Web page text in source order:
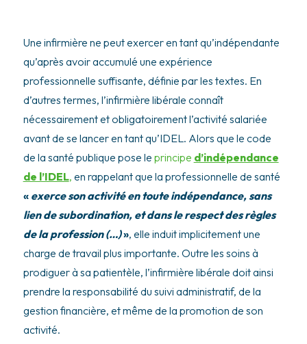
Une infirmière ne peut exercer en tant qu’indépendante
qu’après avoir accumulé une expérience
professionnelle suffisante, définie par les textes. En
d’autres termes, l’infirmière libérale connaît
nécessairement et obligatoirement l’activité salariée
avant de se lancer en tant qu’IDEL. Alors que le code
de la santé publique pose le principe d’indépendance
de l’IDEL, en rappelant que la professionnelle de santé
« exerce son activité en toute indépendance, sans
lien de subordination, et dans le respect des règles
de la profession (…)», elle induit implicitement une
charge de travail plus importante. Outre les soins à
prodiguer à sa patientèle, l’infirmière libérale doit ainsi
prendre la responsabilité du suivi administratif, de la
gestion financière, et même de la promotion de son
activité.